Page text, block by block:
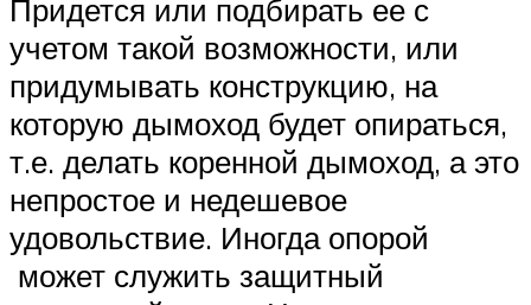
Придется или подбирать ее с
учетом такой возможности, или
придумывать конструкцию, на
которую дымоход будет опираться,
т.е. делать коренной дымоход, а это
непростое и недешевое
удовольствие. Иногда опорой
может служить защитный